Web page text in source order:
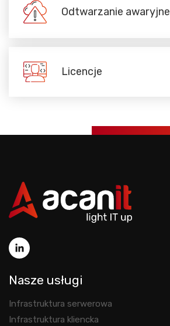
Odtwarzanie awaryjne
Licencje
Nasze usługi
Infrastruktura serwerowa
Infrastruktura kliencka